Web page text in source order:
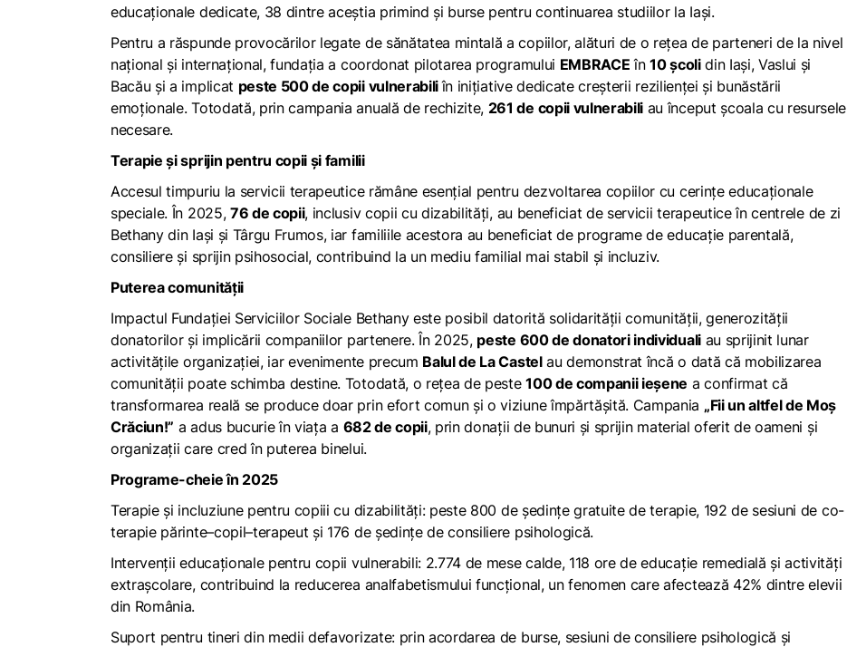
educaționale dedicate, 38 dintre aceștia primind și burse pentru continuarea studiilor la Iași.
Pentru a răspunde provocărilor legate de sănătatea mintală a copiilor, alături de o rețea de parteneri de la nivel
național și internațional, fundația a coordonat pilotarea programului EMBRACE în10 școlidin Iași, Vaslui și
Bacău și a implicat peste 500 de copii vulnerabiliîn inițiative dedicate creșterii rezilienței și bunăstării
emoționale. Totodată, prin campania anuală de rechizite, 261 de copii vulnerabili au început școala cu resursele
necesare.
Terapie și sprijin pentru copii și familii
Accesul timpuriu la servicii terapeutice rămâne esențial pentru dezvoltarea copiilor cu cerințe educaționale
speciale. În 2025, 76 de copii, inclusiv copii cu dizabilități, au beneficiat de servicii terapeutice în centrele de zi
Bethany din Iași și Târgu Frumos, iar familiile acestora au beneficiat de programe de educație parentală,
consiliere și sprijin psihosocial, contribuind la un mediu familial mai stabil și incluziv.
Puterea comunității
Impactul Fundației Serviciilor Sociale Bethany este posibil datorită solidarității comunității, generozității
donatorilor și implicării companiilor partenere. În 2025, peste 600 de donatori individualiau sprijinit lunar
activitățile organizației, iar evenimente precum Balul de La Castelau demonstrat încă o dată că mobilizarea
comunității poate schimba destine. Totodată, o rețea de peste100 de companii ieșene a confirmat că
transformarea reală se produce doar prin efort comun și o viziune împărtășită. Campania „Fii un altfel de Moș
Crăciun!” a adus bucurie în viața a 682 de copii, prin donații de bunuri și sprijin material oferit de oameni și
organizații care cred în puterea binelui.
Programe-cheie în 2025
Terapie și incluziune pentru copiii cu dizabilități: peste 800 de ședințe gratuite de terapie, 192 de sesiuni de co-
terapie părinte–copil–terapeut și 176 de ședințe de consiliere psihologică.
Intervenții educaționale pentru copii vulnerabili: 2.774 de mese calde, 118 ore de educație remedială și activități
extrașcolare, contribuind la reducerea analfabetismului funcțional, un fenomen care afectează 42% dintre elevii
din România.
Suport pentru tineri din medii defavorizate: prin acordarea de burse, sesiuni de consiliere psihologică și